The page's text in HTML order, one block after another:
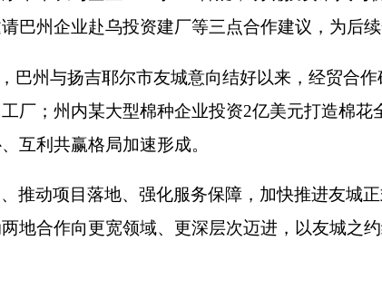
巴州企业赴乌投资建厂等三点合作建议，为后续
巴州与扬吉耶尔市友城意向结好以来，经贸合
厂；州内某大型棉种企业投资2亿美元打造棉
互利共赢格局加速形成。
推动项目落地、强化服务保障，加快推进友城
地合作向更宽领域、更深层次迈进，以友城之